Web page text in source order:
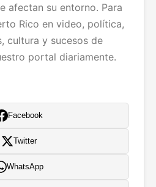
afectan su entorno. Para
Rico en video, política,
cultura y sucesos de
portal diariamente.
Facebook
Twitter
WhatsApp